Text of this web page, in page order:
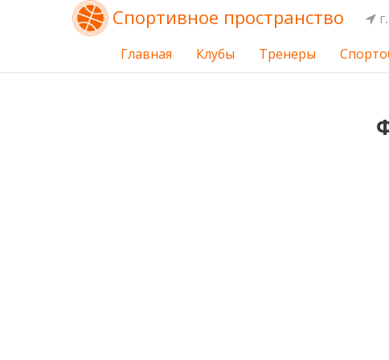
Спортивное пространство
Главная Клубы Тренеры